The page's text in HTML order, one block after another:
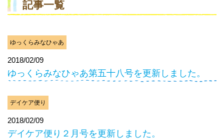
記事一覧
ゆっくらみなひゃあ
2018/02/09
ゆっくらみなひゃあ第五十八号を更新しました。
デイケア便り
2018/02/09
デイケア便り２月号を更新しました。